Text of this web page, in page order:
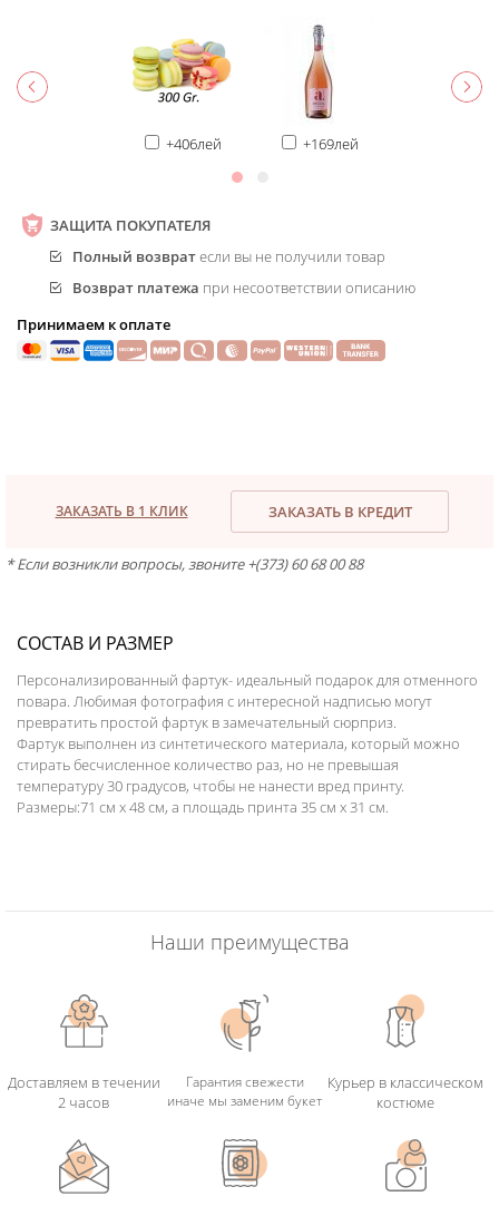
+406лей +169лей
ЗАЩИТА ПОКУПАТЕЛЯ
Полный возвратесли вы не получили товар
Возврат платежа при несоответствии описанию
Принимаем к оплате
ЗАКАЗАТЬ В 1 КЛИК ЗАКАЗАТЬ В КРЕДИТ
* Если возникли вопросы, звоните +(373) 60 68 00 88
СОСТАВ И РАЗМЕР
Персонализированный фартук- идеальный подарок для отменного
повара. Любимая фотография с интересной надписью могут
превратить простой фартук в замечательный сюрприз.
Фартук выполнен из синтетического материала, который можно
стирать бесчисленное количество раз, но не превышая
температуру 30 градусов, чтобы не нанести вред принту.
Размеры:71 см х 48 см, а площадь принта 35 см x 31 см.
Наши преимущества
Доставляем в течении
2 часов
Гарантия свежести
иначе мы заменим букет
Курьер в классическом
костюме